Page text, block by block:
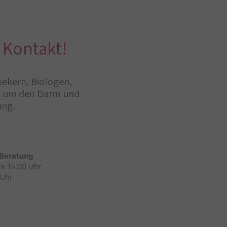
Biologen,
den Darm und
15:00 Uhr